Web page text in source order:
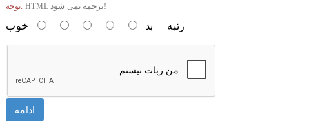
توجه: HTML ترجمه نمی شود!
رتبه بد خوب
ادامه